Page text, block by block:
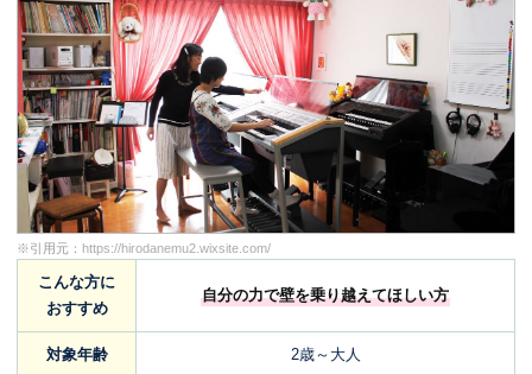
※引用元： https://hirodanemu2.wixsite.com/
こんな方に
おすすめ
自分の力で壁を乗り越えてほしい方
対象年齢 2歳～大人